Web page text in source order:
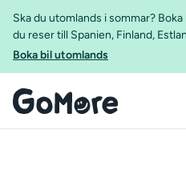
Ska du utomlands i sommar?
du reser till Spanien, Finland,
Boka bil utomlands